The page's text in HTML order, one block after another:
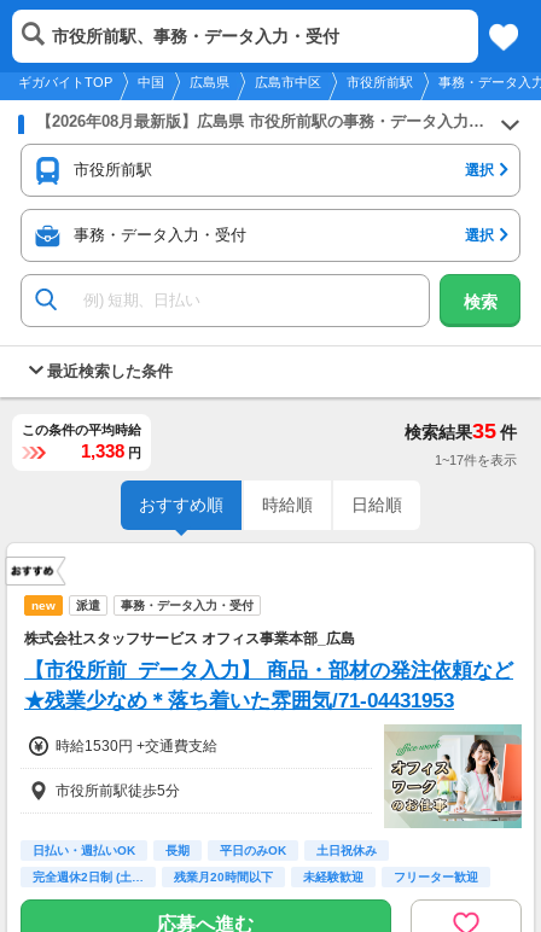
2026年8月9日更新
中国
メニュー
ギガバイトTOP 中国 広島県 広島市中区 市役所前駅 事務・データ入
市役所前駅、事務・データ入力・受付
【2026年08月最新版】広島県 市役所前駅の事務・データ入力・受付のバイト・アルバイト・パートの求人募集情報
市役所前駅 選択
事務・データ入力・受付 選択
検索
最近検索した条件
この条件の平均時給
1,338 円
検索結果35件
1~17件を表示
おすすめ順 時給順 日給順
new 派遣 事務・データ入力・受付
株式会社スタッフサービス オフィス事業本部_広島
【市役所前_データ入力】 商品・部材の発注依頼など
★残業少なめ＊落ち着いた雰囲気/71-04431953
時給1530円 +交通費支給
市役所前駅徒歩5分
日払い・週払いOK 長期 平日のみOK
土日祝休み
完全週休2日制 (土…
残業月20時間以下 未経験歓迎
フリーター歓迎
高校卒業以上
応募へ進む